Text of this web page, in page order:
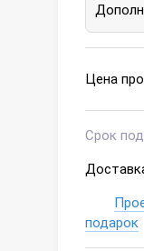
Цена
Срок
подарок